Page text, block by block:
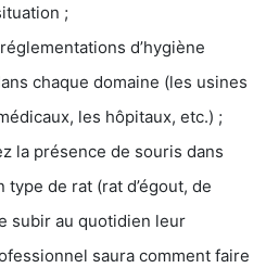
;
d’hygiène
chaque domaine (les usines
les hôpitaux, etc.) ;
la présence de souris dans
de rat (rat d’égout, de
subir au quotidien leur
saura comment faire